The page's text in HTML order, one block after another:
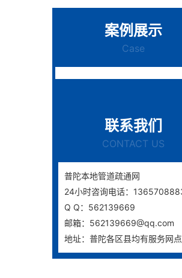
案例展示
Case
联系我们
CONTACT US
普陀本地管道疏通网
24小时咨询电话：
Q Q：562139669
邮箱：562139669@qq.com
地址：普陀各区县均有服务网点